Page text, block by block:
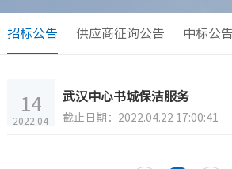
招标公告 供应商征询公告 中标公告
14
2022.04
武汉中心书城保洁服务
截止日期：2022.04.22 17:00:41